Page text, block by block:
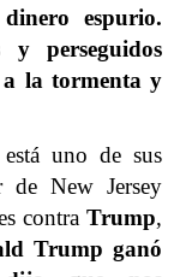
espurio.
y perseguidos
a la tormenta y
uno de sus
de New Jersey
contra Trump,
Trump ganó